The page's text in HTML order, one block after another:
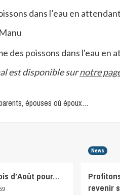
dans l’eau en
est disponible surnotre
épouses où époux…
d’Août pour…
News
revenir